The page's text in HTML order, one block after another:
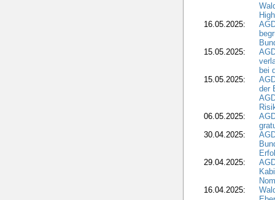
16.05.2025:
15.05.2025:
bei
15.05.2025:
der
06.05.2025:
30.04.2025:
29.04.2025:
16.04.2025: